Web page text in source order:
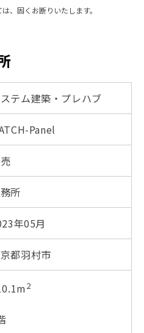
、固くお断りいたします。
テム建築・プレハブ
Panel
所
年05月
都羽村市
2